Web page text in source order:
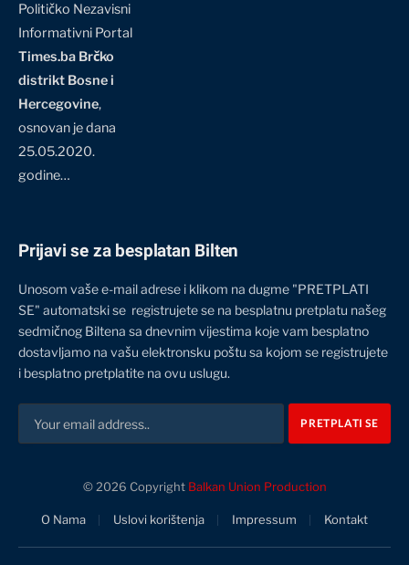
Političko Nezavisni
Informativni Portal
Times.ba Brčko
distrikt Bosne i
Hercegovine,
osnovan je dana
25.05.2020.
godine…
Prijavi se za besplatan Bilten
Unosom vaše e-mail adrese i klikom na dugme "PRETPLATI
SE" automatski se registrujete se na besplatnu pretplatu našeg
sedmičnog Biltena sa dnevnim vijestima koje vam besplatno
dostavljamo na vašu elektronsku poštu sa kojom se registrujete
i besplatno pretplatite na ovu uslugu.
© 2026 Copyright Balkan Union Production
O Nama Uslovi korištenja Impressum Kontakt